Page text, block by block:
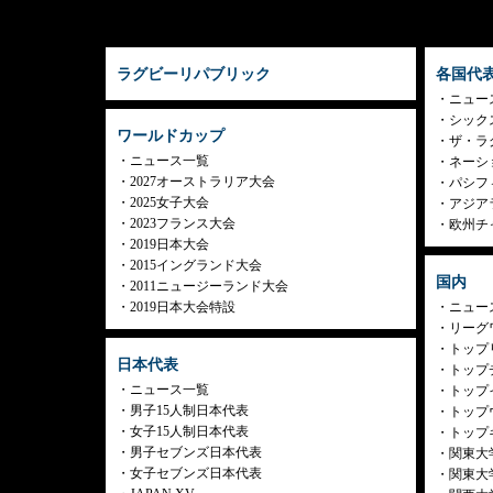
ラグビーリパブリック
ワールドカップ
ニュース一覧
2027オーストラリア大会
2025女子大会
2023フランス大会
2019日本大会
2015イングランド大会
2011ニュージーランド大会
2019日本大会特設
日本代表
ニュース一覧
男子15人制日本代表
女子15人制日本代表
男子セブンズ日本代表
女子セブンズ日本代表
各国代
ニュー
シック
ザ・ラ
ネーシ
パシフ
アジア
欧州チ
国内
ニュー
リーグ
トッ
トッ
トッ
トッ
トッ
関東大
関東大